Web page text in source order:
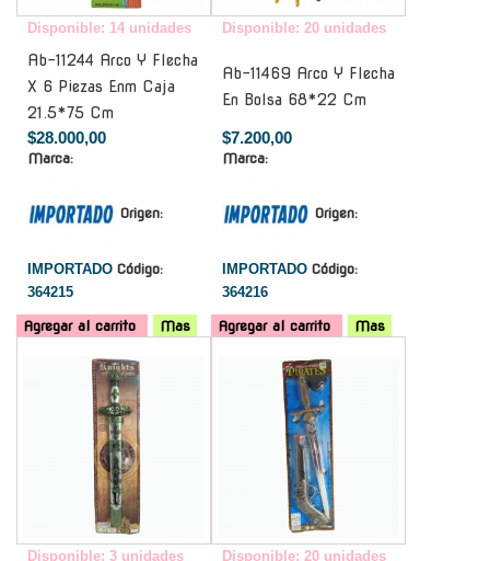
Disponible: 14 unidades
Ab-11244 Arco Y Flecha
X 6 Piezas Enm Caja
21.5*75 Cm
$28.000,00
Marca:
Origen:
IMPORTADO Código:
364215
Agregar al carrito Mas
Disponible: 20 unidades
Ab-11469 Arco Y Flecha
En Bolsa 68*22 Cm
$7.200,00
Marca:
Origen:
IMPORTADO Código:
364216
Agregar al carrito
Mas
Disponible: 3 unidades Disponible: 20 unidades